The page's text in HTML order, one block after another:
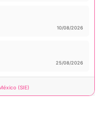
Actualizado:
10/08/2026
Actualizado:
25/08/2026
(SIE)